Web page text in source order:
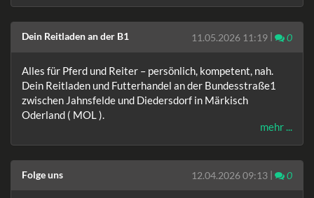
Dein Reitladen an der B1 11.05.2026 11:19 | 0
Alles für Pferd und Reiter – persönlich, kompetent, nah.
Dein Reitladen und Futterhandel an der Bundesstraße1
zwischen Jahnsfelde und Diedersdorf in Märkisch
Oderland ( MOL ).
mehr ...
Folge uns 12.04.2026 09:13 | 0